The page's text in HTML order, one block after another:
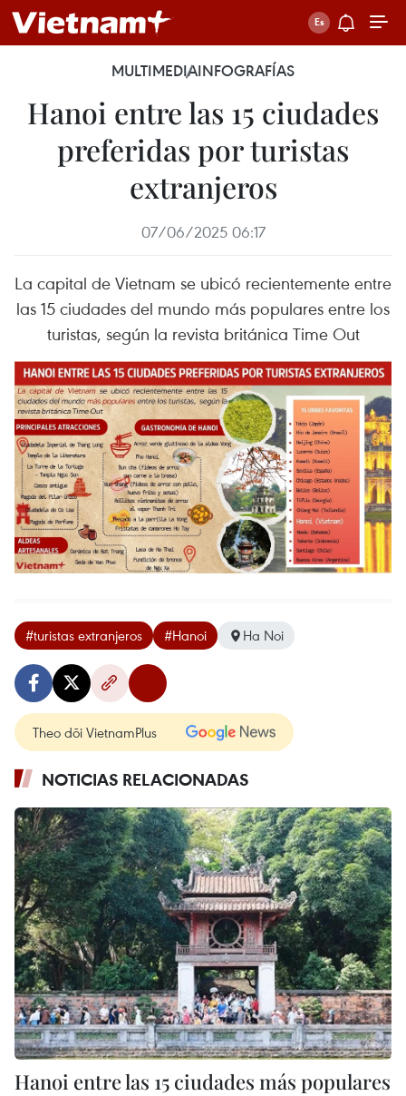
MULTIMEDIAINFOGRAFÍAS
Hanoi entre las 15 ciudades
preferidas por turistas
extranjeros
07/06/2025 06:17
La capital de Vietnam se ubicó recientemente entre
las 15 ciudades del mundo más populares entre los
turistas, según la revista británica Time Out
#turistas extranjeros #Hanoi Ha Noi
Theo dõi VietnamPlus
NOTICIAS RELACIONADAS
Hanoi entre las 15 ciudades más populares